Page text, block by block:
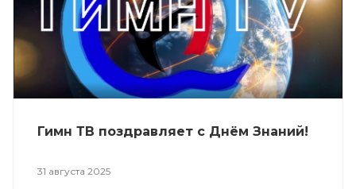
Гимн ТВ поздравляет с Днём Знаний!
31 августа 2025